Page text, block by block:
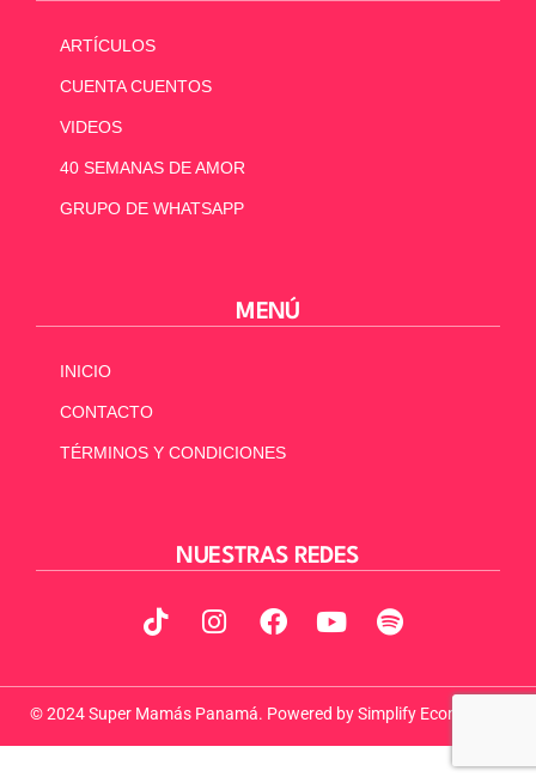
ARTÍCULOS
CUENTA CUENTOS
VIDEOS
40 SEMANAS DE AMOR
GRUPO DE WHATSAPP
MENÚ
INICIO
CONTACTO
TÉRMINOS Y CONDICIONES
NUESTRAS REDES
© 2024 Super Mamás Panamá. Powered by Simplify Ecommerce